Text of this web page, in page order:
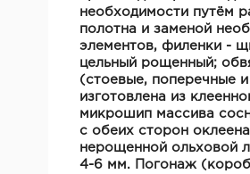
необходимости путём
полотна и заменой
элементов, филенки -
цельный рощенный;
(стоевые, поперечные и
изготовлена из
микрошип массива
с обеих сторон
нерощенной ольховой
4-6 мм. Погонаж